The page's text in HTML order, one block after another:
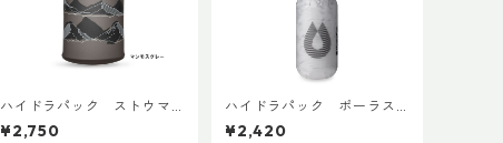
ハイドラパック ストウマ
ウンテン 350ml
¥2,750
ハイドラパック ポーラス
ポーツ 600ml
¥2,420